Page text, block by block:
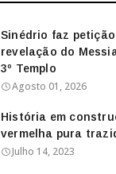
Sinédrio faz
revelação do
3º Templo
Agosto 01, 2026
História em
vermelha pura
Julho 14, 2023